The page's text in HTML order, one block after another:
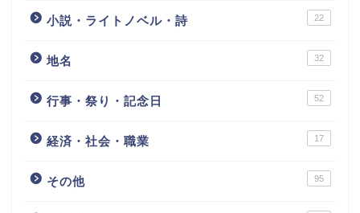
小説・ライトノベル・詩 22
地名 32
行事・祭り・記念日 52
経済・社会・職業 17
その他 95